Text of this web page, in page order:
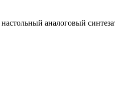
аналоговый